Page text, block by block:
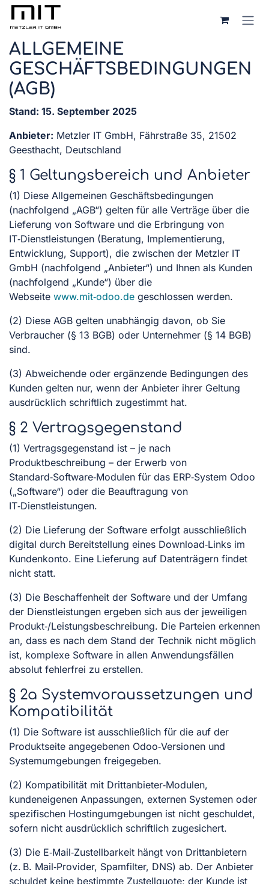
Overslaan naar inhoud
ALLGEMEINE
GESCHÄFTSBEDINGUNGEN
(AGB)
Stand: 15. September 2025
Anbieter: Metzler IT GmbH, Fährstraße 35, 21502
Geesthacht, Deutschland
§ 1 Geltungsbereich und Anbieter
(1) Diese Allgemeinen Geschäftsbedingungen
(nachfolgend „AGB“) gelten für alle Verträge über die
Lieferung von Software und die Erbringung von
IT‑Dienstleistungen (Beratung, Implementierung,
Entwicklung, Support), die zwischen der Metzler IT
GmbH (nachfolgend „Anbieter“) und Ihnen als Kunden
(nachfolgend „Kunde“) über die
Webseite www.mit‑odoo.de geschlossen werden.
(2) Diese AGB gelten unabhängig davon, ob Sie
Verbraucher (§ 13 BGB) oder Unternehmer (§ 14 BGB)
sind.
(3) Abweichende oder ergänzende Bedingungen des
Kunden gelten nur, wenn der Anbieter ihrer Geltung
ausdrücklich schriftlich zugestimmt hat.
§ 2 Vertragsgegenstand
(1) Vertragsgegenstand ist – je nach
Produktbeschreibung – der Erwerb von
Standard‑Software‑Modulen für das ERP‑System Odoo
(„Software“) oder die Beauftragung von
IT‑Dienstleistungen.
(2) Die Lieferung der Software erfolgt ausschließlich
digital durch Bereitstellung eines Download‑Links im
Kundenkonto. Eine Lieferung auf Datenträgern findet
nicht statt.
(3) Die Beschaffenheit der Software und der Umfang
der Dienstleistungen ergeben sich aus der jeweiligen
Produkt‑/Leistungsbeschreibung. Die Parteien erkennen
an, dass es nach dem Stand der Technik nicht möglich
ist, komplexe Software in allen Anwendungsfällen
absolut fehlerfrei zu erstellen.
§ 2a Systemvoraussetzungen und
Kompatibilität
(1) Die Software ist ausschließlich für die auf der
Produktseite angegebenen Odoo‑Versionen und
Systemumgebungen freigegeben.
(2) Kompatibilität mit Drittanbieter‑Modulen,
kundeneigenen Anpassungen, externen Systemen oder
spezifischen Hostingumgebungen ist nicht geschuldet,
sofern nicht ausdrücklich schriftlich zugesichert.
(3) Die E‑Mail‑Zustellbarkeit hängt von Drittanbietern
(z. B. Mail‑Provider, Spamfilter, DNS) ab. Der Anbieter
schuldet keine bestimmte Zustellquote; der Kunde ist